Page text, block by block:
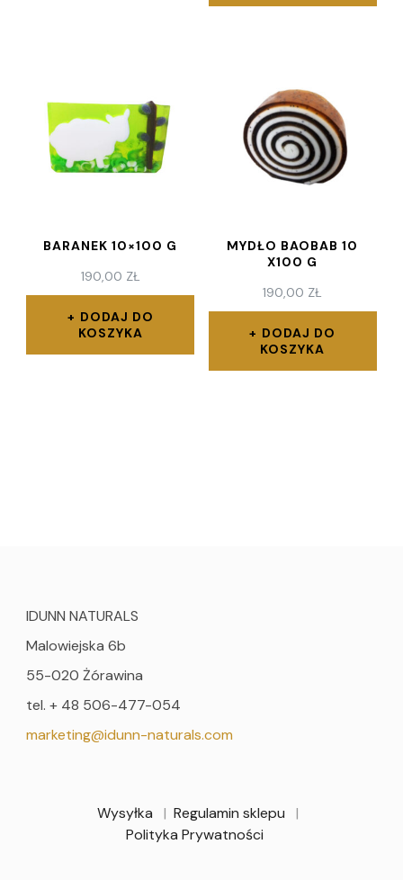
BARANEK 10×100 G
190,00 ZŁ
DODAJ DO
KOSZYKA
MYDŁO BAOBAB 10
X100 G
190,00 ZŁ
DODAJ DO
KOSZYKA
IDUNN NATURALS
Malowiejska 6b
55-020 Żórawina
tel. + 48 506-477-054
marketing@idunn-naturals.com
Wysyłka
Regulamin sklepu
Polityka Prywatności